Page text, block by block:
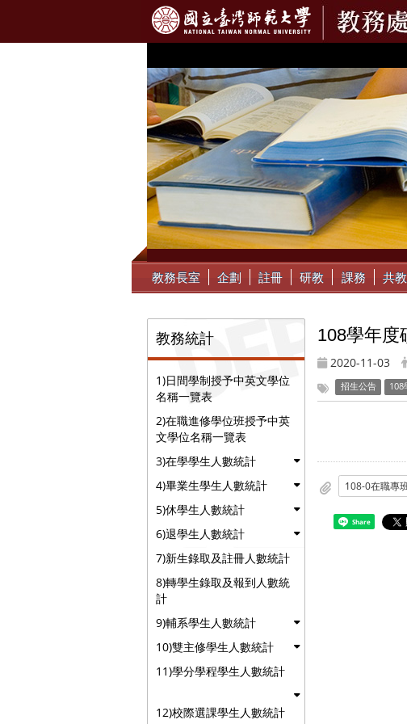
::: 教務長室 企劃 註冊 研教 課務 共
教務統計
1)日間學制授予中英文學位
名稱一覽表
2)在職進修學位班授予中英
文學位名稱一覽表
3)在學學生人數統計
4)畢業生學生人數統計
5)休學生人數統計
6)退學生人數統計
7)新生錄取及註冊人數統計
8)轉學生錄取及報到人數統
計
9)輔系學生人數統計
10)雙主修學生人數統計
11)學分學程學生人數統計
12)校際選課學生人數統計
108學年度
2020-11-03
招生公告 108
Share